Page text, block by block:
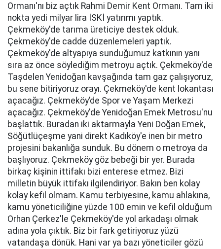
Ormanı'nı biz açtık Rahmi Demir Kent Ormanı. Tam iki
nokta yedi milyar lira İSKİ yatırımı yaptık.
Çekmeköy'de tarıma üreticiye destek olduk.
Çekmeköy'de cadde düzenlemeleri yaptık.
Çekmeköy'de altyapıya sunduğumuz katkının yanı
sıra az önce söylediğim metroyu açtık. Çekmeköy'de
Taşdelen Yenidoğan kavşağında tam gaz çalışıyoruz,
bu sene bitiriyoruz orayı. Çekmeköy'de kent lokantası
açacağız. Çekmeköy’de Spor ve Yaşam Merkezi
açacağız. Çekmeköy'de Yenidoğan Emek Metrosu'nu
başlattık. Buradan iki aktarmayla Yeni Doğan Emek,
Söğütlüçeşme yani direkt Kadıköy'e inen bir metro
projesini bakanlığa sunduk. Bu dönem o metroya da
başlıyoruz. Çekmeköy göz bebeği bir yer. Burada
birkaç kişinin ittifakı bizi enterese etmez. Bizi
milletin büyük ittifakı ilgilendiriyor. Bakın ben kolay
kolay kefil olmam. Kamu terbiyesine, kamu ahlakına,
kamu yöneticiliğine yüzde 100 emin ve kefil olduğum
Orhan Çerkez'le Çekmeköy'de yol arkadaşı olmak
adına yola çıktık. Biz bir fark getiriyoruz yüzü
vatandaşa dönük. Hani var ya bazı yöneticiler gözü